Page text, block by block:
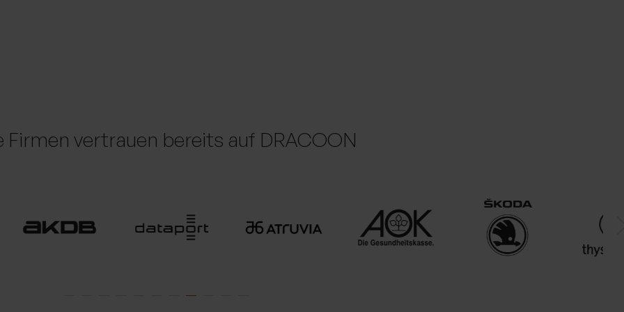
Firmen vertrauen bereits auf DRACOON